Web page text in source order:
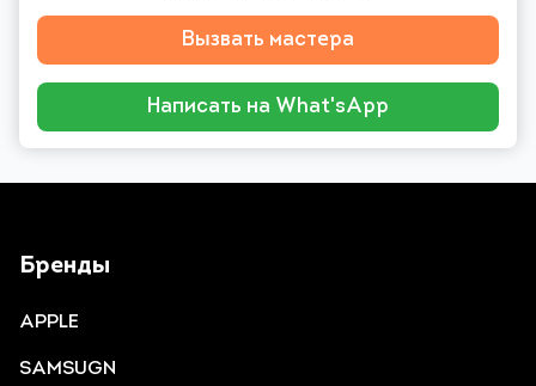
Вызвать мастера
Написать на What'sApp
Бренды
APPLE
SAMSUGN